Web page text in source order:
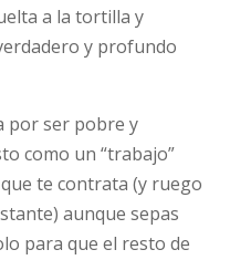
a la tortilla y
y profundo
por ser pobre y
como un “trabajo”
te contrata (y ruego
aunque sepas
para que el resto de